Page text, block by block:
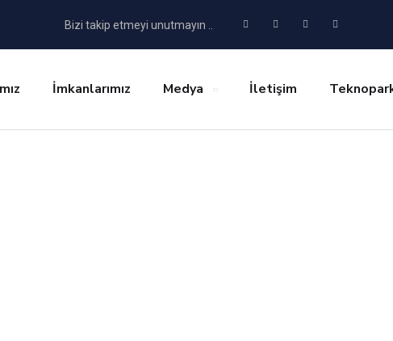
Bizi takip etmeyi unutmayın ..
İmkanlarımız Medya İletişim